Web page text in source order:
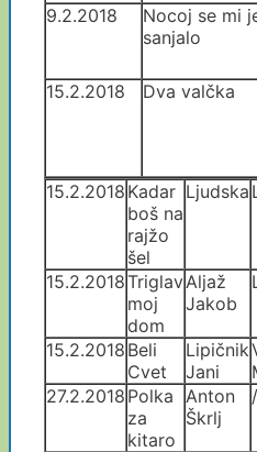
9.2.2018
Nocoj se mi
sanjalo
15.2.2018 Dva valčka
15.2.2018 Kadar
boš na
rajžo
šel
Ljudska
15.2.2018Triglav
moj
dom
Aljaž
Jakob
15.2.2018 Beli
Cvet
Lipičnik
Jani
27.2.2018 Polka
za
kitaro
Anton
Škrlj
/